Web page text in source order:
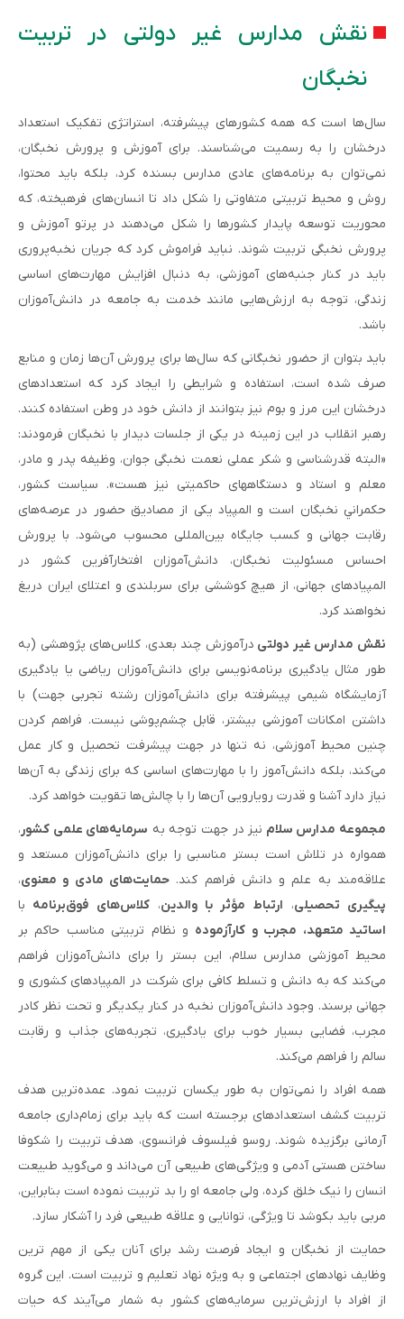
نقش مدارس غیر دولتی در تربیت
نخبگان
سال‌ها است که همه کشورهای پیشرفته، استراتژی تفکیک استعداد
درخشان را به رسمیت می‌شناسند. براى آموزش و پرورش نخبگان،
نمى‌توان به برنامه‌هاى عادى مدارس بسنده کرد، بلکه باید محتوا،
روش و محیط تربیتى متفاوتی را شکل داد تا انسان‌های فرهیخته، که
محوریت توسعه پایدار کشورها را شکل می‌دهند در پرتو آموزش و
پرورش نخبگی تربیت شوند. نباید فراموش کرد که جریان نخبه‌پروری
باید در کنار جنبه‌های آموزشی، به دنبال افزایش مهارت‌های اساسی
زندگی، توجه به ارزش‌هایی مانند خدمت به جامعه در دانش‌آموزان
باشد.
باید بتوان از حضور نخبگانی که سال‌ها برای پرورش آن‌ها زمان و منابع
صرف شده است، استفاده و شرایطی را ایجاد کرد که استعدادهای
درخشان این مرز و بوم نیز بتوانند از دانش خود در وطن استفاده کنند.
رهبر انقلاب در این زمینه در یکی از جلسات دیدار با نخبگان فرمودند:
«البته قدرشناسی و شکر عملی نعمت نخبگی جوان، وظیفه پدر و مادر،
معلم و استاد و دستگاههای حاکمیتی نیز هست». سياست كشور،
حكمراني نخبگان است و المپیاد یکی از مصادیق حضور در عرصه‌های
رقابت جهانی و کسب جایگاه بین‌المللی محسوب می‌شود. با پرورش
احساس مسئولیت نخبگان، دانش‌آموزان افتخارآفرین کشور در
المپیادهای جهانی، از هیچ کوششی برای سربلندی و اعتلای ایران دریغ
نخواهند کرد.
نقش مدارس غیر دولتی درآموزش چند بعدی، کلاس‌های پژوهشی (به
طور مثال یادگیری برنامه‌نویسی برای دانش‌آموزان ریاضی یا یادگیری
آزمایشگاه شیمی پیشرفته برای دانش‌آموزان رشته تجربی جهت) با
داشتن امکانات آموزشی بیشتر، قابل چشم‌پوشی نیست. فراهم کردن
چنین محیط آموزشی، نه تنها در جهت پیشرفت تحصیل و کار عمل
می‌کند، بلکه دانش‌آموز را با مهارت‌های اساسی که برای زندگی به آن‌ها
نیاز دارد آشنا و قدرت رویارویی آن‌ها را با چالش‌ها تقویت خواهد کرد.
مجموعه مدارس سلام نیز در جهت توجه به سرمایه‌های علمی کشور ،
همواره در تلاش است بستر مناسبی را برای دانش‌آموزان مستعد و
علاقه‌مند به علم و دانش فراهم کند.حمایت‌های مادی و معنوی،
پیگیری تحصیلی، ارتباط مؤثر با والدین،کلاس‌های فوق‌برنامه با
اساتید متعهد، مجرب و کارآزموده و نظام تربیتی مناسب حاکم بر
محیط آموزشی مدارس سلام، این بستر را برای دانش‌آموزان فراهم
می‌کند که به دانش و تسلط کافی برای شرکت در المپیادهای کشوری و
جهانی برسند. وجود دانش‌آموزان نخبه در کنار یکدیگر و تحت نظر کادر
مجرب، فضایی بسیار خوب برای یادگیری، تجربه‌های جذاب و رقابت
سالم را فراهم می‌کند.
همه افراد را نمى‌توان به طور یکسان تربیت نمود. عمده‌ترین هدف
تربیت کشف استعدادهاى برجسته است که باید براى زمام‌دارى جامعه
آرمانى برگزیده شوند. روسو فیلسوف فرانسوى، هدف تربیت را شکوفا
ساختن هستى آدمى و ویژگى‌هاى طبیعى آن مى‌داند و مى‌گوید طبیعت
انسان را نیک خلق کرده، ولى جامعه او را بد تربیت نموده است بنابراین،
مربى باید بکوشد تا ویژگى، توانایى و علاقه طبیعى فرد را آشکار سازد.
حمایت از نخبگان و ایجاد فرصت رشد براى آنان یکى از مهم ترین
وظایف نهادهاى اجتماعى و به ویژه نهاد تعلیم و تربیت است. این گروه
از افراد با ارزش‌ترین سرمایه‌های کشور به شمار مى‌آیند که حیات